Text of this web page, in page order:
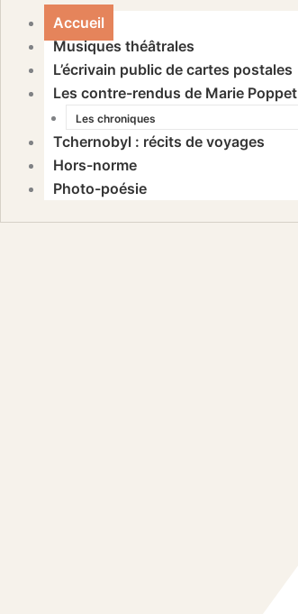
Accueil
Musiques théâtrales
L’écrivain public de cartes postales
Les contre-rendus de Marie Poppet
Les chroniques
Tchernobyl : récits de voyages
Hors-norme
Photo-poésie